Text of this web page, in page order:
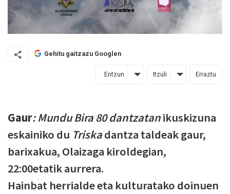
Gehitu gaitzazu Googlen
Entzun Itzuli Erraztu
Gaur: Mundu Bira 80 dantzatanikuskizuna
eskainiko du Triskadantza taldeak gaur,
barixakua, Olaizaga kiroldegian,
22:00etatik aurrera.
Hainbat herrialde eta kulturatako doinuen